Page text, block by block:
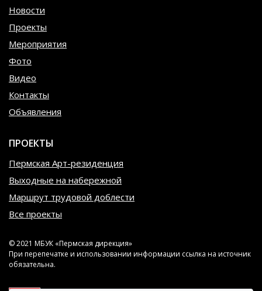
Новости
Проекты
Мероприятия
Фото
Видео
Контакты
Объявления
ПРОЕКТЫ
Пермская Арт-резиденция
Выходные на набережной
Маршрут трудовой доблести
Все проекты
© 2021 МБУК «Пермская дирекция»
При перепечатке и использовании информации ссылка на источник
обязательна.